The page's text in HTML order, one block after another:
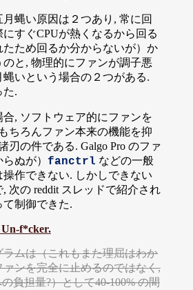
蝿い原因は２つあり, 常に回
にすぐCPUが熱くなるから回る
ため回るか分からないが）か
と, 物理的にファンが調子悪
いという場合の２つがある.
た.
, ソフトウェア的にファンを
ちろんファン本来の機能を抑
刃の件である. Galgo Pro のファ
ぬが） fanctrl などの一般
作できない. しかしできない
次の reddit スレッドで紹介され
制御できた.
Un-f*cker.
ムは（これもまた理屈はわか
ンを完全に止めるのではなく,
負担量?）として40-100% の間